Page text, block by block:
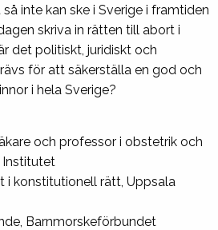
inte kan ske i Sverige i framtiden
skriva in rätten till abort i
det politiskt, juridiskt och
för att säkerställa en god och
i hela Sverige?
och professor i obstetrik och
Institutet
i konstitutionell rätt, Uppsala
Barnmorskeförbundet